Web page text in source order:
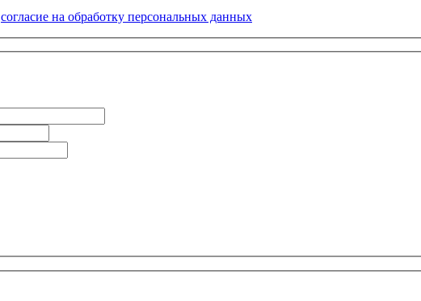
согласие на обработку персональных данных